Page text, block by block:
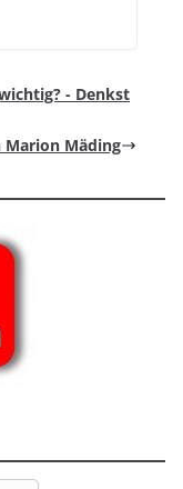
- Denkst
Mäding